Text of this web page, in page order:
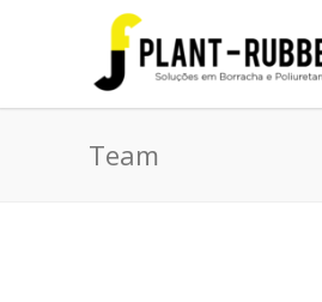
Team